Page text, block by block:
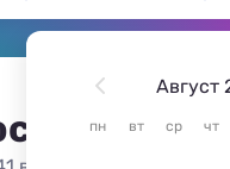
Август
пн вт ср чт